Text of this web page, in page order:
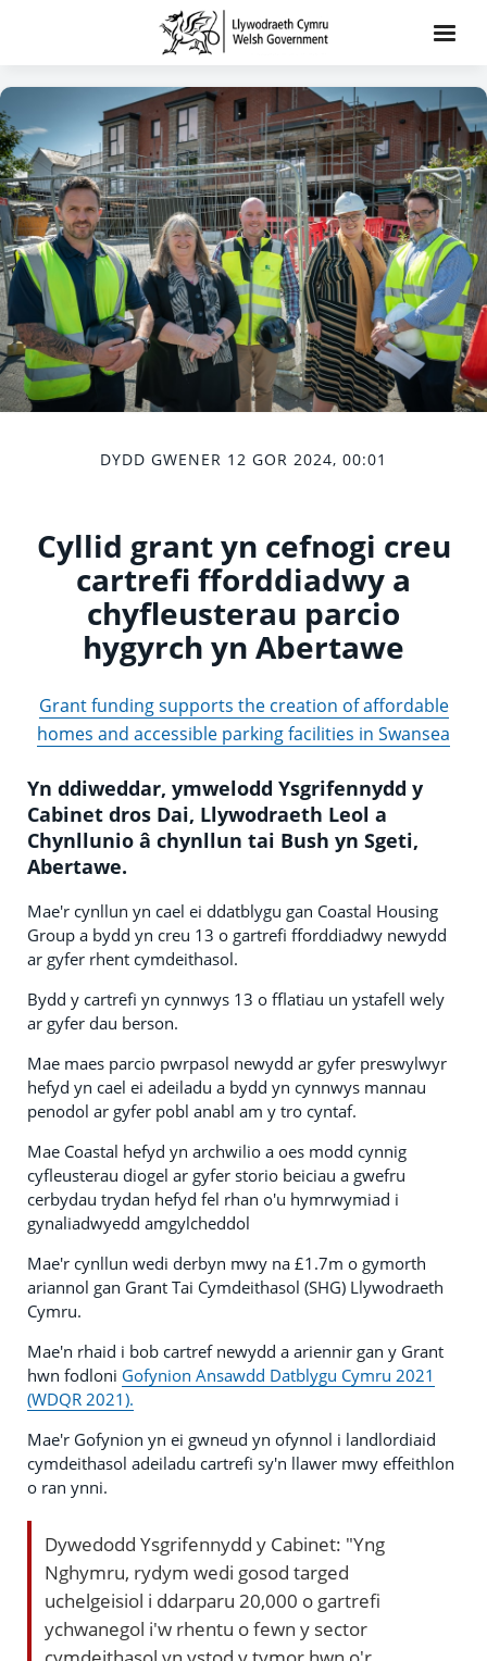
DYDD GWENER 12 GOR 2024, 00:01
Cyllid grant yn cefnogi creu
cartrefi fforddiadwy a
chyfleusterau parcio
hygyrch yn Abertawe
Grant funding supports the creation of affordable
homes and accessible parking facilities in Swansea
Yn ddiweddar, ymwelodd Ysgrifennydd y
Cabinet dros Dai, Llywodraeth Leol a
Chynllunio â chynllun tai Bush yn Sgeti,
Abertawe.
Mae'r cynllun yn cael ei ddatblygu gan Coastal Housing
Group a bydd yn creu 13 o gartrefi fforddiadwy newydd
ar gyfer rhent cymdeithasol.
Bydd y cartrefi yn cynnwys 13 o fflatiau un ystafell wely
ar gyfer dau berson.
Mae maes parcio pwrpasol newydd ar gyfer preswylwyr
hefyd yn cael ei adeiladu a bydd yn cynnwys mannau
penodol ar gyfer pobl anabl am y tro cyntaf.
Mae Coastal hefyd yn archwilio a oes modd cynnig
cyfleusterau diogel ar gyfer storio beiciau a gwefru
cerbydau trydan hefyd fel rhan o'u hymrwymiad i
gynaliadwyedd amgylcheddol
Mae'r cynllun wedi derbyn mwy na £1.7m o gymorth
ariannol gan Grant Tai Cymdeithasol (SHG) Llywodraeth
Cymru.
Mae'n rhaid i bob cartref newydd a ariennir gan y Grant
hwn fodloni Gofynion Ansawdd Datblygu Cymru 2021
(WDQR 2021).
Mae'r Gofynion yn ei gwneud yn ofynnol i landlordiaid
cymdeithasol adeiladu cartrefi sy'n llawer mwy effeithlon
o ran ynni.
Dywedodd Ysgrifennydd y Cabinet: "Yng
Nghymru, rydym wedi gosod targed
uchelgeisiol i ddarparu 20,000 o gartrefi
ychwanegol i'w rhentu o fewn y sector